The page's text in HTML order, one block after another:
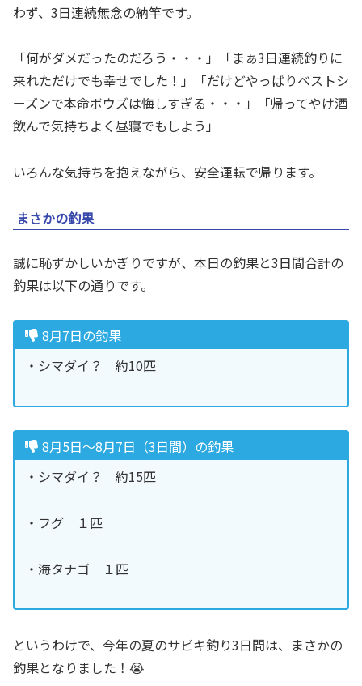
わず、3日連続無念の納竿です。
「何がダメだったのだろう・・・」「まぁ3日連続釣りに
来れただけでも幸せでした！」「だけどやっぱりベストシ
ーズンで本命ボウズは悔しすぎる・・・」「帰ってやけ酒
飲んで気持ちよく昼寝でもしよう」
いろんな気持ちを抱えながら、安全運転で帰ります。
まさかの釣果
誠に恥ずかしいかぎりですが、本日の釣果と3日間合計の
釣果は以下の通りです。
8月7日の釣果
・シマダイ？ 約10匹
8月5日〜8月7日（3日間）の釣果
・シマダイ？ 約15匹
・フグ １匹
・海タナゴ １匹
というわけで、今年の夏のサビキ釣り3日間は、まさかの
釣果となりました！😭